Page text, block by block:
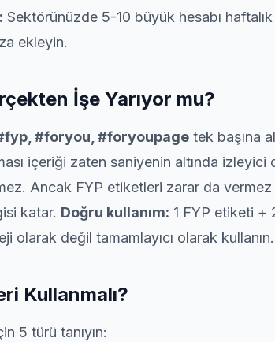
Sektörünüzde 5-10 büyük hesabı
ekleyin.
İşe Yarıyor mu?
#foryou, #foryoupage tek başına
içeriği zaten saniyenin altında izleyici
Ancak FYP etiketleri zarar da
katar. Doğru kullanım: 1 FYP etiketi +
olarak değil tamamlayıcı olarak kullanın.
Kullanmalı?
5 türü tanıyın: